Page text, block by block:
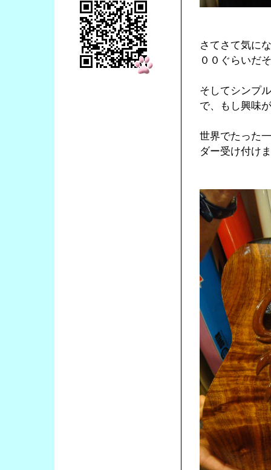
さてさて気に
００ぐらいだ
そしてシンプ
で、もし興味
世界でたった
ダー受け付け